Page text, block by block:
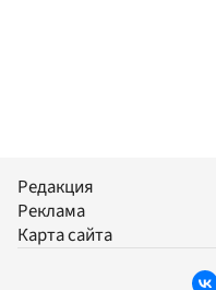
Редакция
Реклама
Карта сайта